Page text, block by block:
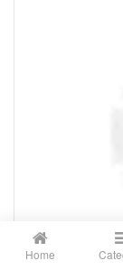
Home